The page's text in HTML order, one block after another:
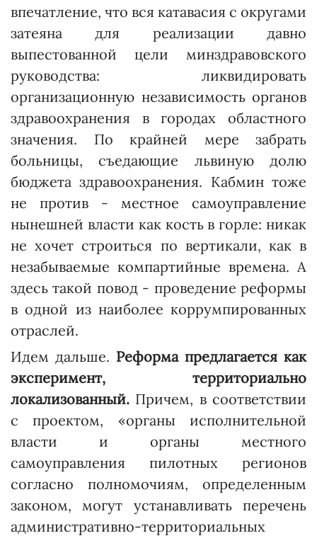
впечатление, что вся катавасия с округами
затеяна для реализации давно
выпестованной цели минздравовского
руководства: ликвидировать
организационную независимость органов
здравоохранения в городах областного
значения. По крайней мере забрать
больницы, съедающие львиную долю
бюджета здравоохранения. Кабмин тоже
не против - местное самоуправление
нынешней власти как кость в горле: никак
не хочет строиться по вертикали, как в
незабываемые компартийные времена. А
здесь такой повод - проведение реформы
в одной из наиболее коррумпированных
отраслей.
Идем дальше. Реформа предлагается как
эксперимент, территориально
локализованный. Причем, в соответствии
с проектом, «органы исполнительной
власти и органы местного
самоуправления пилотных регионов
согласно полномочиям, определенным
законом, могут устанавливать перечень
админист­ративно-территориальных